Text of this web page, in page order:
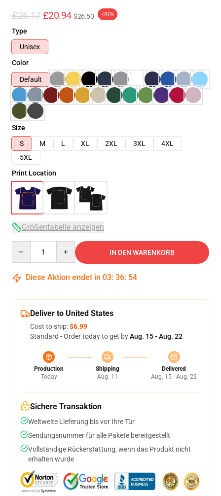
£26.17 £20.94 $26.50 -20%
Type
Unisex
Color
Default
Size
S
M L XL 2XL 3XL
4XL
5XL
Print Location
Größentabelle anzeigen
IN DEN WARENKORB
Diese Aktion endet in 03: 36: 54
Deliver to United States
Cost to ship:$6.99
Standard - Order today to get byAug. 15 - Aug. 22
Production
Today
Shipping
Aug. 11
Delivered
Aug. 15 - Aug. 22
Sichere Transaktion
Weltweite Lieferung bis vor Ihre Tür
Sendungsnummer für alle Pakete bereitgestellt
Vollständige Rückerstattung, wenn das Produkt nicht
erhalten wurde